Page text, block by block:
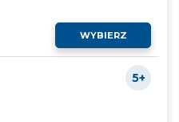
WYBIERZ
5+